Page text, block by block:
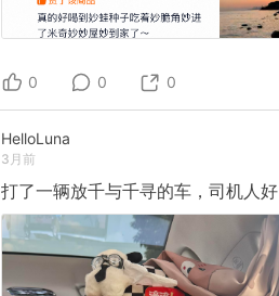
0 0 0
HelloLuna
3月前
打了一辆放千与千寻的车，司机人好